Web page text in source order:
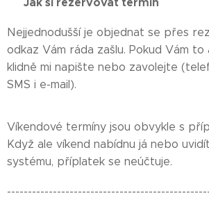
Nejjednodušší je objednat se přes
odkaz Vám ráda zašlu. Pokud Vám to
klidně mi napište nebo zavolejte
SMS i e-mail).
Víkendové termíny jsou obvykle s
Když ale víkend nabídnu já nebo
systému, příplatek se neúčtuje.